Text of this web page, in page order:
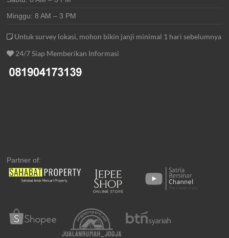
Minggu: 8 AM – 3 PM
Untuk survey lokasi, mohon bikin janji minimal 1 hari sebelumnya
24/7 Siap Memberikan Informasi
Partner of: